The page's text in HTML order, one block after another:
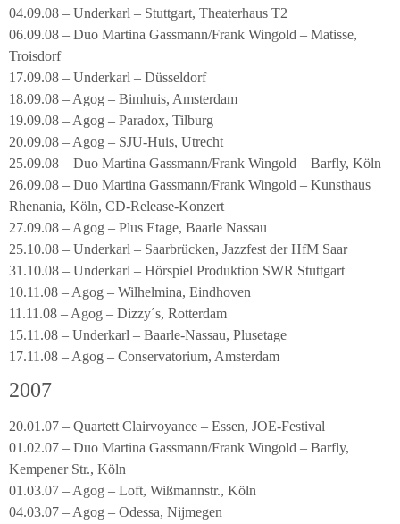
04.09.08 – Underkarl – Stuttgart, Theaterhaus T2
06.09.08 – Duo Martina Gassmann/Frank Wingold – Matisse,
Troisdorf
17.09.08 – Underkarl – Düsseldorf
18.09.08 – Agog – Bimhuis, Amsterdam
19.09.08 – Agog – Paradox, Tilburg
20.09.08 – Agog – SJU-Huis, Utrecht
25.09.08 – Duo Martina Gassmann/Frank Wingold – Barfly, Köln
26.09.08 – Duo Martina Gassmann/Frank Wingold – Kunsthaus
Rhenania, Köln, CD-Release-Konzert
27.09.08 – Agog – Plus Etage, Baarle Nassau
25.10.08 – Underkarl – Saarbrücken, Jazzfest der HfM Saar
31.10.08 – Underkarl – Hörspiel Produktion SWR Stuttgart
10.11.08 – Agog – Wilhelmina, Eindhoven
11.11.08 – Agog – Dizzy´s, Rotterdam
15.11.08 – Underkarl – Baarle-Nassau, Plusetage
17.11.08 – Agog – Conservatorium, Amsterdam
2007
20.01.07 – Quartett Clairvoyance – Essen, JOE-Festival
01.02.07 – Duo Martina Gassmann/Frank Wingold – Barfly,
Kempener Str., Köln
01.03.07 – Agog – Loft, Wißmannstr., Köln
04.03.07 – Agog – Odessa, Nijmegen